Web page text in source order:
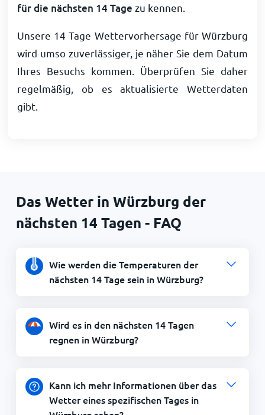
für die nächsten 14 Tage zu kennen.
Unsere 14 Tage Wettervorhersage für Würzburg
wird umso zuverlässiger, je näher Sie dem Datum
Ihres Besuchs kommen. Überprüfen Sie daher
regelmäßig, ob es aktualisierte Wetterdaten
gibt.
Das Wetter in Würzburg der
nächsten 14 Tagen - FAQ
Wie werden die Temperaturen der
nächsten 14 Tage sein in Würzburg?
Wird es in den nächsten 14 Tagen
regnen in Würzburg?
Kann ich mehr Informationen über das
Wetter eines spezifischen Tages in